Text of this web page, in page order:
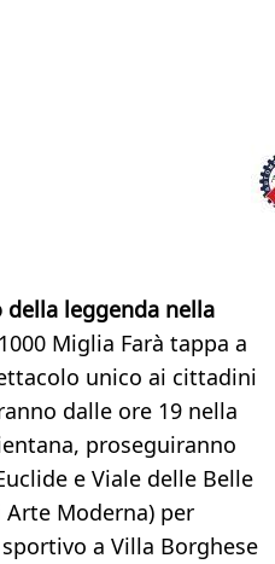
della leggenda nella
Miglia Farà tappa a
unico ai cittadini
dalle ore 19 nella
proseguiranno
e Viale delle Belle
Moderna) per
a Villa Borghese